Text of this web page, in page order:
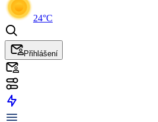
24°C
Přihlášení